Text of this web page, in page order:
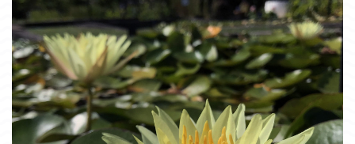
LOTUS
AUTRES PLANTES AQUATIQUES
PACKS & ACCESSOIRES
OBJETS